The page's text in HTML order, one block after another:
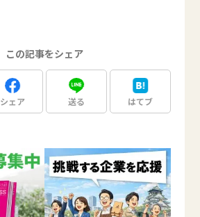
この記事をシェア
シェア 送る はてブ